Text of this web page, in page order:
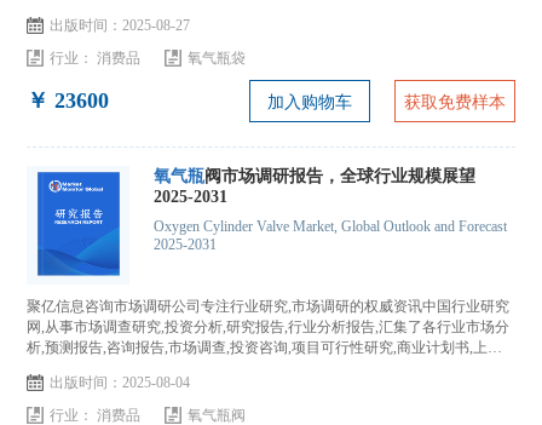
出版时间：2025-08-27
行业：消费品 氧气瓶袋
￥ 23600 加入购物车 获取免费样本
氧气瓶阀市场调研报告，全球行业规模展望
2025-2031
Oxygen Cylinder Valve Market, Global Outlook and Forecast
2025-2031
聚亿信息咨询市场调研公司专注行业研究,市场调研的权威资讯中国行业研究
网,从事市场调查研究,投资分析,研究报告,行业分析报告,汇集了各行业市场分
析,预测报告,咨询报告,市场调查,投资咨询,项目可行性研究,商业计划书,上市
出版时间：2025-08-04
行业：消费品 氧气瓶阀